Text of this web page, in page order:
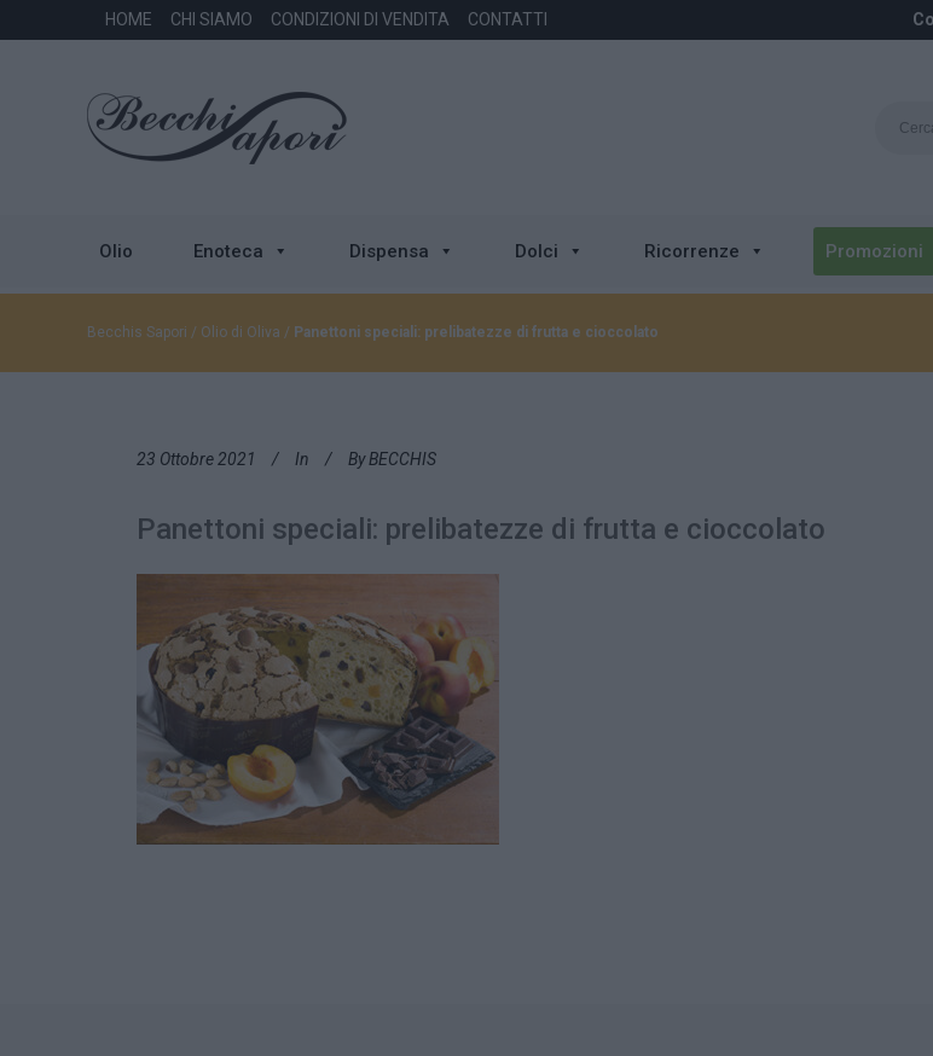
HOME CHI SIAMO CONDIZIONI DI VENDITA CONTATTI
Olio Enoteca Dispensa Dolci Ricorrenze Promozioni
Becchis Sapori / Olio di Oliva / Panettoni speciali: prelibatezze di frutta e cioccolato
23 Ottobre 2021 In By BECCHIS
Panettoni speciali: prelibatezze di frutta e cioccolato